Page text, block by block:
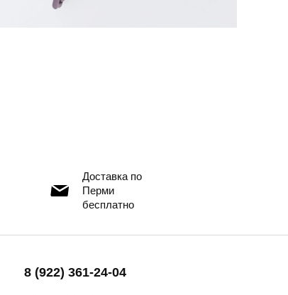
Доставка по
Перми
бесплатно
8 (922) 361-24-04